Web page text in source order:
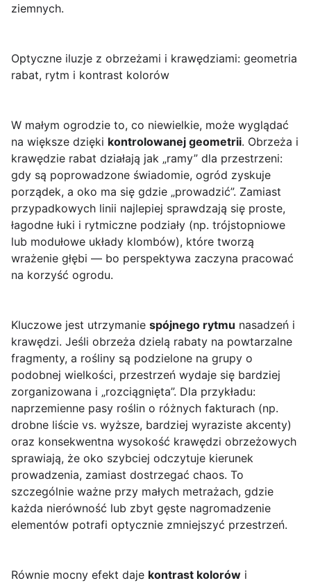
ziemnych.
Optyczne iluzje z obrzeżami i krawędziami: geometria
rabat, rytm i kontrast kolorów
W małym ogrodzie to, co niewielkie, może wyglądać
na większe dzięki kontrolowanej geometrii. Obrzeża i
krawędzie rabat działają jak „ramy” dla przestrzeni:
gdy są poprowadzone świadomie, ogród zyskuje
porządek, a oko ma się gdzie „prowadzić”. Zamiast
przypadkowych linii najlepiej sprawdzają się proste,
łagodne łuki i rytmiczne podziały (np. trójstopniowe
lub modułowe układy klombów), które tworzą
wrażenie głębi — bo perspektywa zaczyna pracować
na korzyść ogrodu.
Kluczowe jest utrzymanie spójnego rytmu nasadzeń i
krawędzi. Jeśli obrzeża dzielą rabaty na powtarzalne
fragmenty, a rośliny są podzielone na grupy o
podobnej wielkości, przestrzeń wydaje się bardziej
zorganizowana i „rozciągnięta”. Dla przykładu:
naprzemienne pasy roślin o różnych fakturach (np.
drobne liście vs. wyższe, bardziej wyraziste akcenty)
oraz konsekwentna wysokość krawędzi obrzeżowych
sprawiają, że oko szybciej odczytuje kierunek
prowadzenia, zamiast dostrzegać chaos. To
szczególnie ważne przy małych metrażach, gdzie
każda nierówność lub zbyt gęste nagromadzenie
elementów potrafi optycznie zmniejszyć przestrzeń.
Równie mocny efekt daje kontrast kolorów i